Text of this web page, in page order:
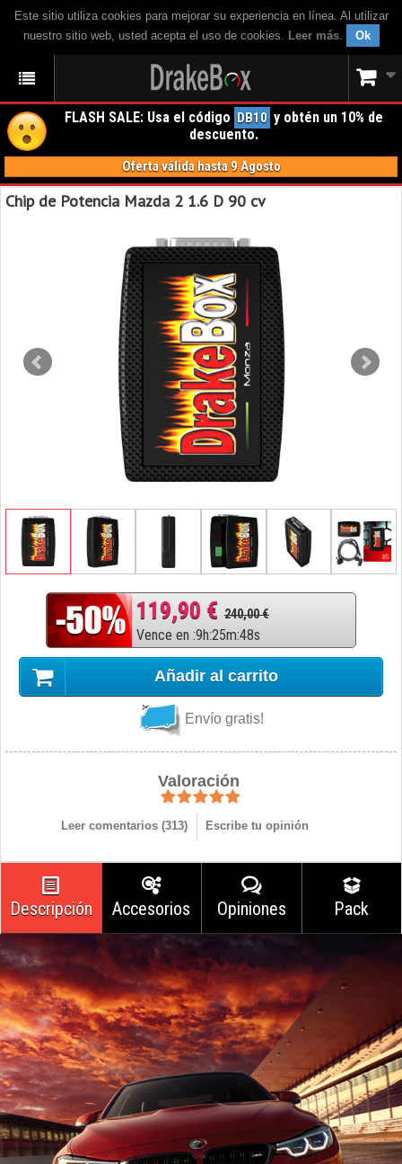
Este sitio utiliza cookies para mejorar su experiencia en línea. Al utilizar
nuestro sitio web, usted acepta el uso de cookies. Leer más. Ok
FLASH SALE: Usa el código DB10 y obtén un 10% de
descuento.
Oferta válida hasta 9 Agosto
Chip de Potencia Mazda 2 1.6 D 90 cv
119,90 € 240,00 €
Vence en :9h:25m:47s
Añadir al carrito
Envío gratis!
Valoración
Leer comentarios (313) Escribe tu opinión
Descripción Accesorios Opiniones Pack